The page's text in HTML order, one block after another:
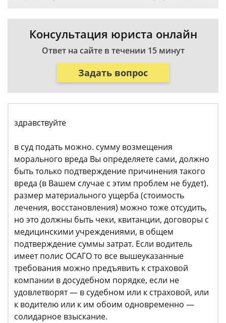
Консультация юриста онлайн
Ответ на сайте в течении 15 минут
Задать вопрос
здравствуйте
в суд подать можно. сумму возмещения
морального вреда Вы определяете сами, должно
быть только подтверждение причинения такого
вреда (в Вашем случае с этим проблем не будет).
размер материального ущерба (стоимость
лечения, восстановления) можно тоже отсудить,
но это должны быть чеки, квитанции, договоры с
медицинскими учреждениями, в общем
подтверждение суммы затрат. Если водитель
имеет полис ОСАГО то все вышеуказанные
требования можно предъявить к страховой
компании в досудебном порядке, если не
удовлетворят — в судебном или к страховой, или
к водителю или к им обоим одновременно —
солидарное взыскание.